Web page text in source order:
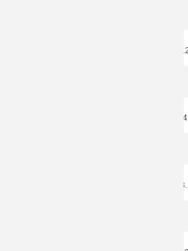
Hoppenheim - BORUSSIA (DFB-Pokal)
Erzgebirge Aue - BORUSSIA (DFB-Pokal)
FSV Frankfurt - BORUSSIA (DFB-Pokal)